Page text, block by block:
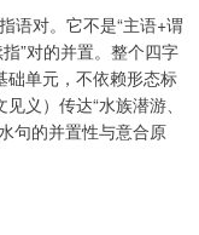
语对。它不是“主语+谓
”对的并置。整个四字
础单元，不依赖形态标
义）传达“水族潜游、
句的并置性与意合原